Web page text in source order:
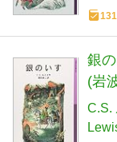
銀
(岩
C.S.